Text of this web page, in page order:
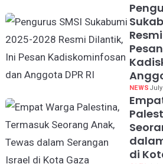
Pesan
NEWS July
di